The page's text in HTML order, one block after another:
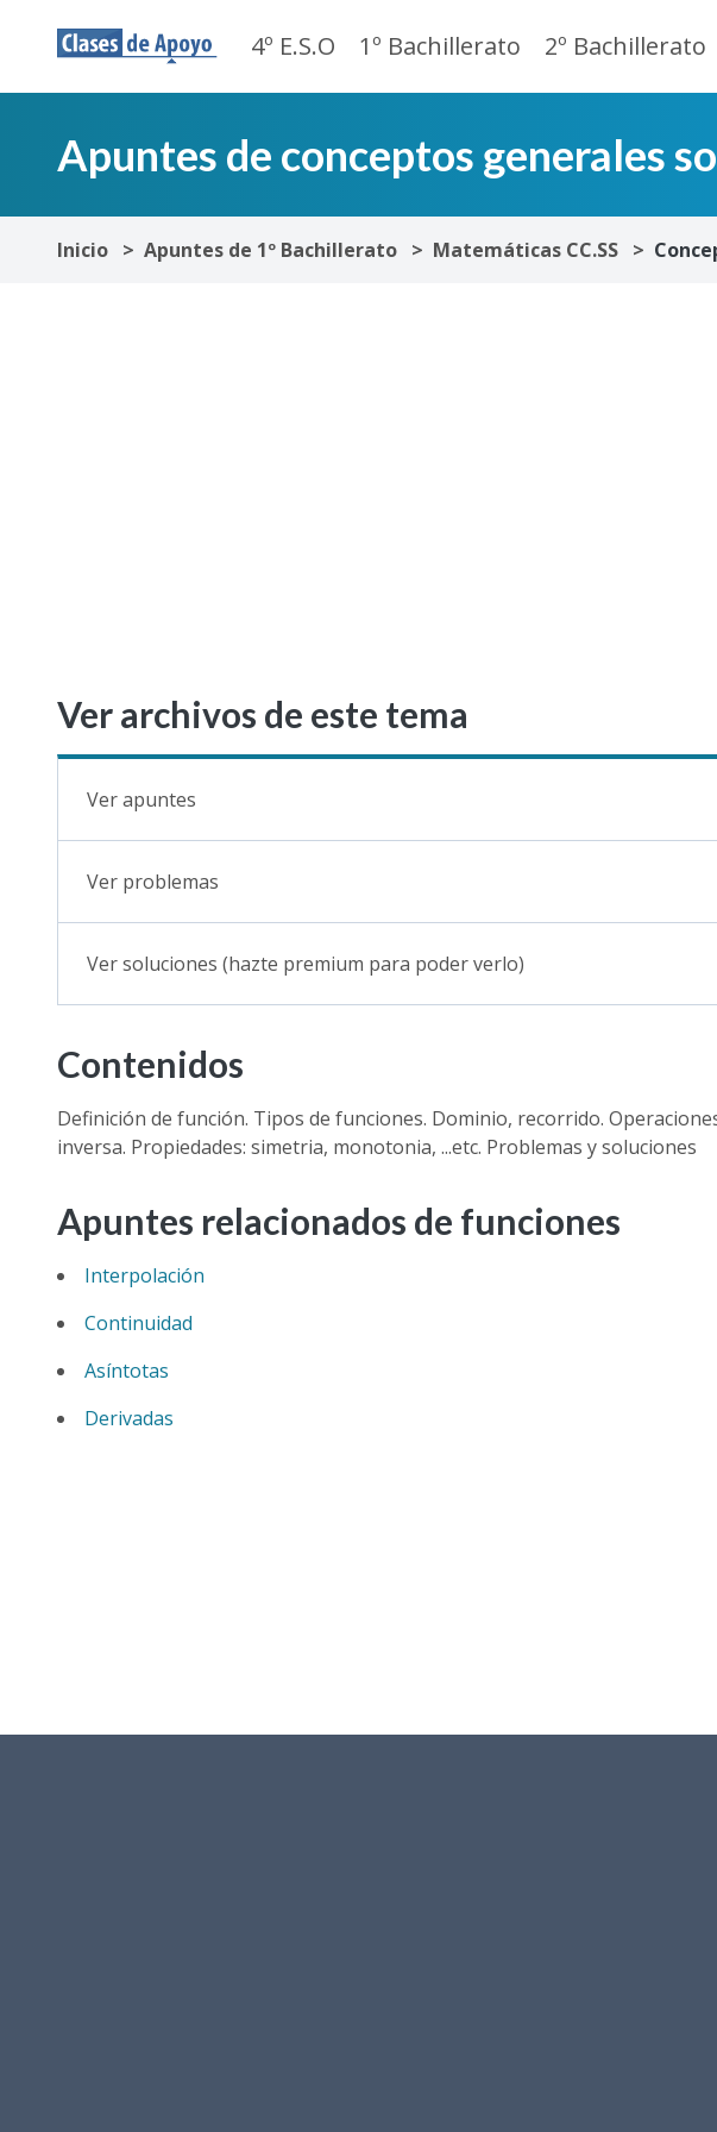
4º E.S.O 1º Bachillerato 2º Bachillerato
Apuntes de conceptos generales
Inicio Apuntes de 1º Bachillerato Matemáticas CC.SS
Ver archivos de este tema
Ver apuntes
Ver problemas
Ver soluciones (hazte premium para poder verlo)
Contenidos
Definición de función. Tipos de funciones. Dominio, recorrido.
inversa. Propiedades: simetria, monotonia, ...etc. Problemas y soluciones
Apuntes relacionados de funciones
Interpolación
Continuidad
Asíntotas
Derivadas